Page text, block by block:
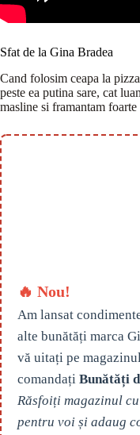
Sfat de la Gina Bradea
Cand folosim ceapa la
peste ea putina sare, cat
masline si framantam foarte
🔥 Nou!
Am lansat
alte bunătăți marca
vă uitați pe
comandați Bunătăți
Răsfoiți magazinul
pentru voi și adaug